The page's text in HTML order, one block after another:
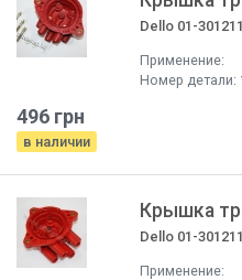
Dello 01-
Применение:
Номер детали:
496 грн
в наличии
Крышка
Dello 01-
Применение: